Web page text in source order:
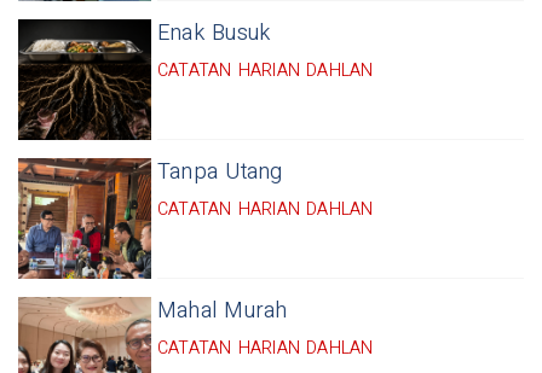
Enak Busuk
CATATAN HARIAN DAHLAN
Tanpa Utang
CATATAN HARIAN DAHLAN
Mahal Murah
CATATAN HARIAN DAHLAN